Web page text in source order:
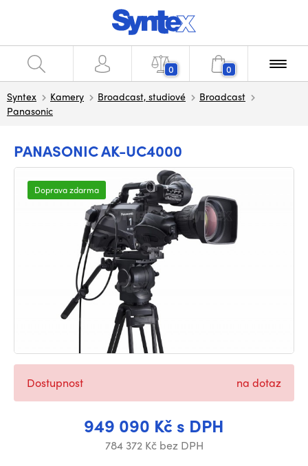
0 0
Syntex Kamery Broadcast, studiové
Broadcast
Panasonic
PANASONIC AK-UC4000
Doprava zdarma
949 090 Kč s DPH
784 372 Kč bez DPH
Dostupnost na dotaz